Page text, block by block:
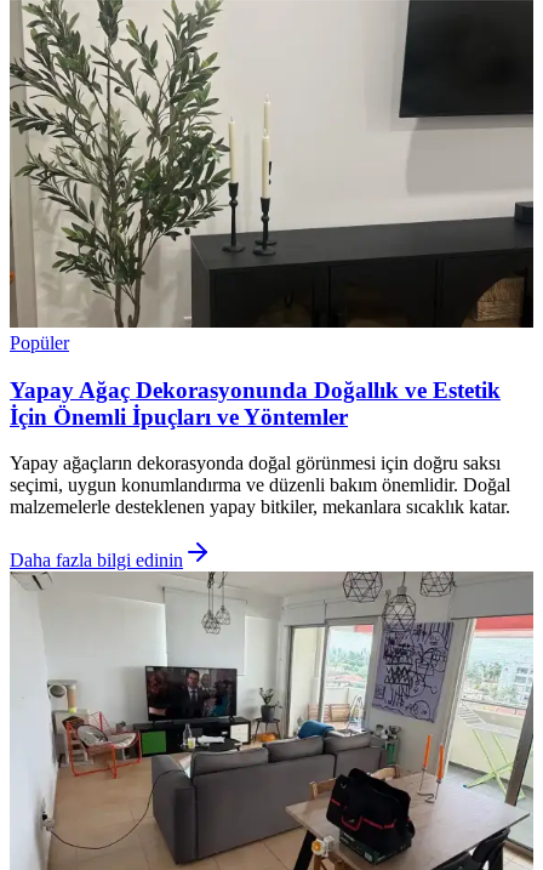
Popüler
Yapay Ağaç Dekorasyonunda Doğallık ve Estetik
İçin Önemli İpuçları ve Yöntemler
Yapay ağaçların dekorasyonda doğal görünmesi için doğru saksı
seçimi, uygun konumlandırma ve düzenli bakım önemlidir. Doğal
malzemelerle desteklenen yapay bitkiler, mekanlara sıcaklık katar.
Daha fazla bilgi edinin